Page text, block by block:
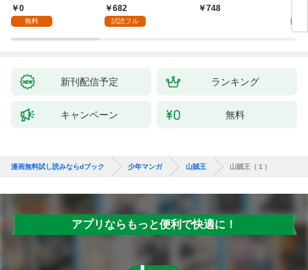
り！？(1)
0
無料
682
試読フル
づくりを（コミック）
748
る
新刊配信予定 ランキング
キャンペーン 無料
漫画無料試し読みならdブック 少年マンガ 山賊王 山賊王（１）
アプリならもっと便利で快適に！